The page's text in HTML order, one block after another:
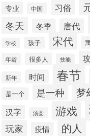
专业 中国 习俗
冬天 冬季 唐代
学校 孩子 宋代
年龄 很多人 技能
新年 时间 春节
是一个 是一种 梦
汉字 汤圆 游戏
玩家 疫情 的人